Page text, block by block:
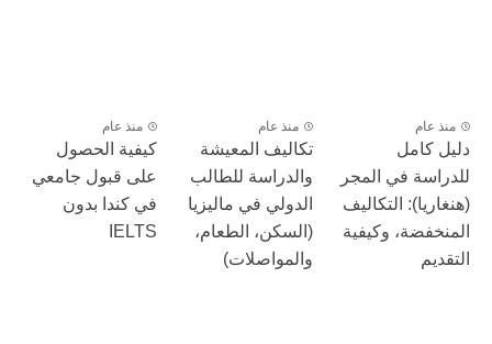
منذ عام
دليل كامل
للدراسة في المجر
(هنغاريا): التكاليف
المنخفضة، وكيفية
التقديم
منذ عام
تكاليف المعيشة
والدراسة للطالب
الدولي في ماليزيا
(السكن، الطعام،
والمواصلات)
منذ عام
كيفية الحصول
على قبول جامعي
في كندا بدون
IELTS